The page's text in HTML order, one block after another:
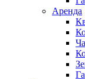
Аренда